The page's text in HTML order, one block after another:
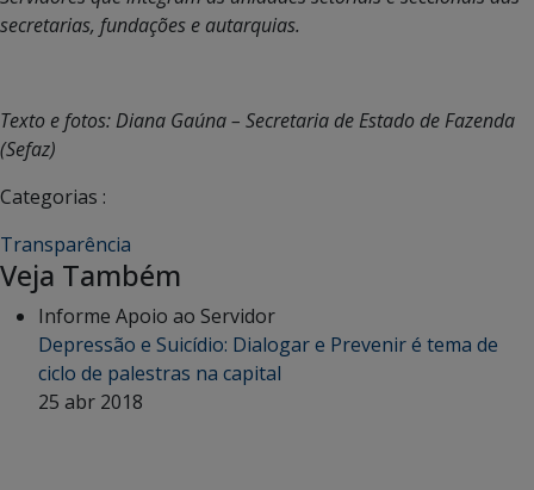
secretarias, fundações e autarquias.
Texto e fotos: Diana Gaúna – Secretaria de Estado de Fazenda
(Sefaz)
Categorias :
Transparência
Veja Também
Informe Apoio ao Servidor
Depressão e Suicídio: Dialogar e Prevenir é tema de
ciclo de palestras na capital
25 abr 2018